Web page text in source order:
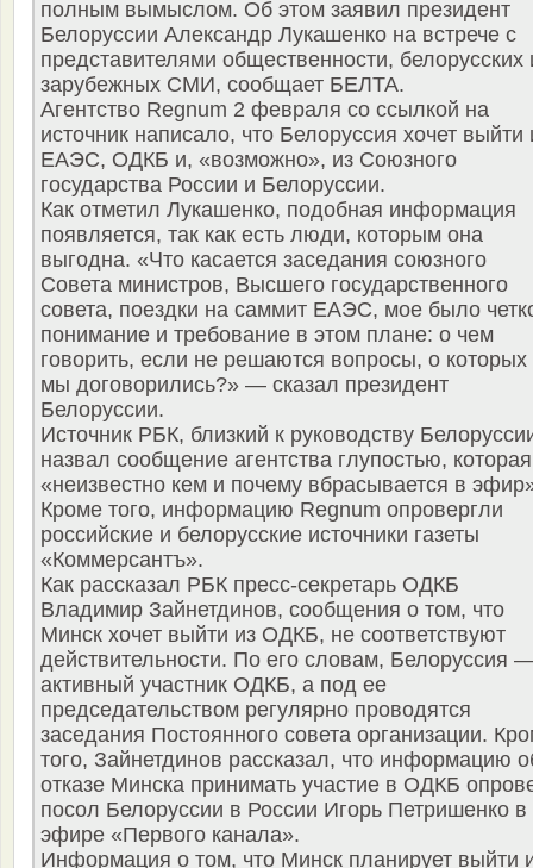
полным вымыслом. Об этом заявил президент
Белоруссии Александр Лукашенко на встрече с
представителями общественности, белорусских
зарубежных СМИ, сообщает БЕЛТА.
Агентство Regnum 2 февраля со ссылкой на
источник написало, что Белоруссия хочет выйти
ЕАЭС, ОДКБ и, «возможно», из Союзного
государства России и Белоруссии.
Как отметил Лукашенко, подобная информация
появляется, так как есть люди, которым она
выгодна. «Что касается заседания союзного
Совета министров, Высшего государственного
совета, поездки на саммит ЕАЭС, мое было
понимание и требование в этом плане: о чем
говорить, если не решаются вопросы, о которых
мы договорились?» — сказал президент
Белоруссии.
Источник РБК, близкий к руководству
назвал сообщение агентства глупостью, которая
«неизвестно кем и почему вбрасывается в
Кроме того, информацию Regnum опровергли
российские и белорусские источники газеты
«Коммерсантъ».
Как рассказал РБК пресс-секретарь ОДКБ
Владимир Зайнетдинов, сообщения о том, что
Минск хочет выйти из ОДКБ, не соответствуют
действительности. По его словам, Белоруссия
активный участник ОДКБ, а под ее
председательством регулярно проводятся
заседания Постоянного совета организации.
того, Зайнетдинов рассказал, что информацию
отказе Минска принимать участие в ОДКБ
посол Белоруссии в России Игорь Петришенко в
эфире «Первого канала».
Информация о том, что Минск планирует выйти